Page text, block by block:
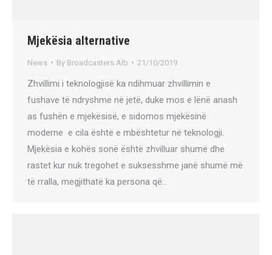
Mjekësia alternative
News By Broadcasters Alb 21/10/2019
Zhvillimi i teknologjisë ka ndihmuar zhvillimin e
fushave të ndryshme në jetë, duke mos e lënë anash
as fushën e mjekësisë, e sidomos mjekësinë
moderne e cila është e mbështetur në teknologji.
Mjekësia e kohës sonë është zhvilluar shumë dhe
rastet kur nuk tregohet e suksesshme janë shumë më
të rralla, megjithatë ka persona që…